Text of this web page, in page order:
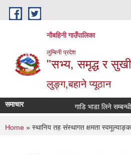
Skip to main content
नौबहिनी गाउँपालिका
लुम्बिनी प्रदेश
"सभ्य, समृद्ध र सुखी
लुङ्ग,बहाने प्यूठान
समाचार गाडि भाडा लिने सम्बन्धी
You are here
Home » स्थानिय तह संस्थागत क्षमता